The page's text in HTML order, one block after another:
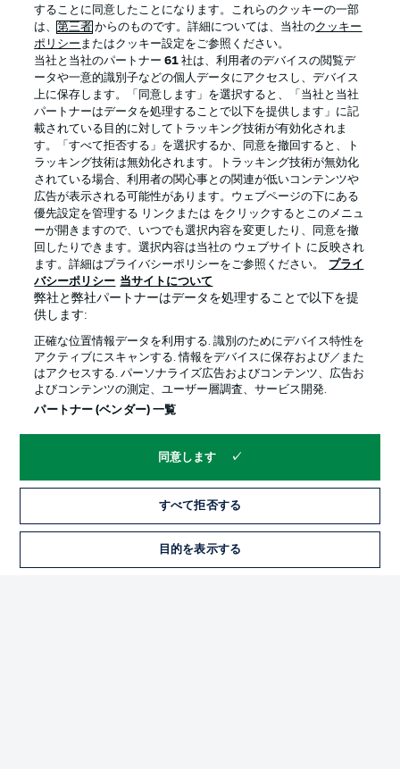
ログイン
Football as it's meant to be
BUNDESLIGA APP
Official Partners
プライバシー・ポリシー 優先設定を管理する
することに同意したことになります。これらのクッキーの一部
は、第三者 からのものです。詳細については、当社のクッキー
ポリシー またはクッキー設定をご参照ください。
当社と当社のパートナー61 社は、利用者のデバイスの閲覧デ
ータや一意的識別子などの個人データにアクセスし、デバイス
上に保存します。「同意します」を選択すると、「当社と当社
パートナーはデータを処理することで以下を提供します」に記
載されている目的に対してトラッキング技術が有効化されま
す。「すべて拒否する」を選択するか、同意を撤回すると、ト
ラッキング技術は無効化されます。トラッキング技術が無効化
されている場合、利用者の関心事との関連が低いコンテンツや
広告が表示される可能性があります。ウェブページの下にある
優先設定を管理する リンクまたは をクリックするとこのメニュ
ーが開きますので、いつでも選択内容を変更したり、同意を撤
回したりできます。選択内容は当社の ウェブサイト に反映され
ます。詳細はプライバシーポリシーをご参照ください。
プライ
バシーポリシー 当サイトについて
弊社と弊社パートナーはデータを処理することで以下を提
供します:
正確な位置情報データを利用する. 識別のためにデバイス特性を
アクティブにスキャンする. 情報をデバイスに保存および／また
はアクセスする. パーソナライズ広告およびコンテンツ、広告お
よびコンテンツの測定、ユーザー層調査、サービス開発.
パートナー (ベンダー) 一覧
同意します
すべて拒否する
目的を表示する